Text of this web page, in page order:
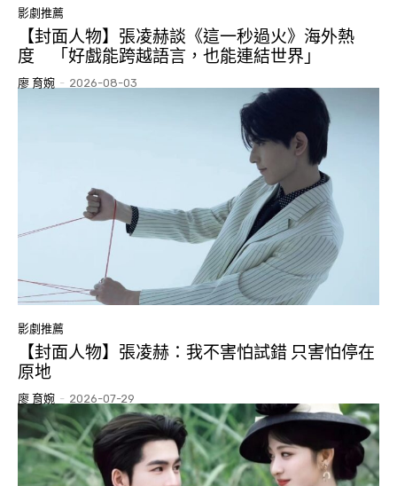
影劇推薦
【封面人物】張凌赫談《這一秒過火》海外熱
度 「好戲能跨越語言，也能連結世界」
廖 育婉 - 2026-08-03
影劇推薦
【封面人物】張凌赫：我不害怕試錯 只害怕停在
原地
廖 育婉 - 2026-07-29